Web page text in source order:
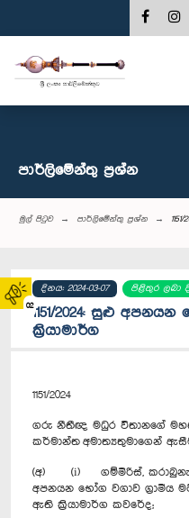
02
පාර්ලි‌මේන්තු‌ ප්‍රශ්න
මුල් පිටුව පාර්ලි‌මේන්තු‌ ප්‍රශ්න
දිනය: 2024-03-07 පිළිතුර ලබා
1151/2024: සුළු
ක්‍රියාමාර්ග
1151/2024
ගරු නීතීඥ මධුර විතානගේ
කර්මාන්ත අමාත්‍යතුමාගෙන්
(අ) (i) ගම්මිරිස්,
අපනයන භෝග වගාව ග්‍රාමීය
ඇති ක්‍රියාමාර්ග කවරේද;